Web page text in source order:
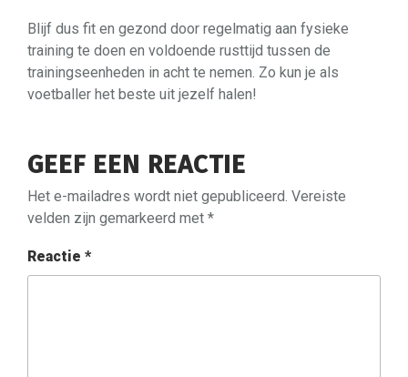
Blijf dus fit en gezond door regelmatig aan fysieke
training te doen en voldoende rusttijd tussen de
trainingseenheden in acht te nemen. Zo kun je als
voetballer het beste uit jezelf halen!
GEEF EEN REACTIE
Het e-mailadres wordt niet gepubliceerd. Vereiste
velden zijn gemarkeerd met *
Reactie *